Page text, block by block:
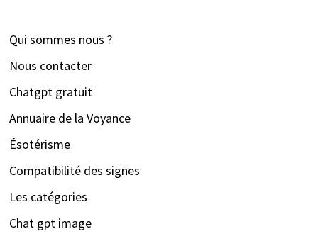
Qui sommes nous ?
Nous contacter
Chatgpt gratuit
Annuaire de la Voyance
Ésotérisme
Compatibilité des signes
Les catégories
Chat gpt image